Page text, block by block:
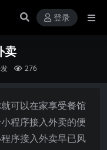
登录
卖
276
可以在家享受餐馆
程序接入外卖的便
序接入外卖早已风